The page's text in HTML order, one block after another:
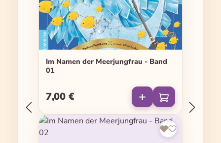
Im Namen der Meerjungfrau - Band
01
Regulärer Preis:
7,00 €